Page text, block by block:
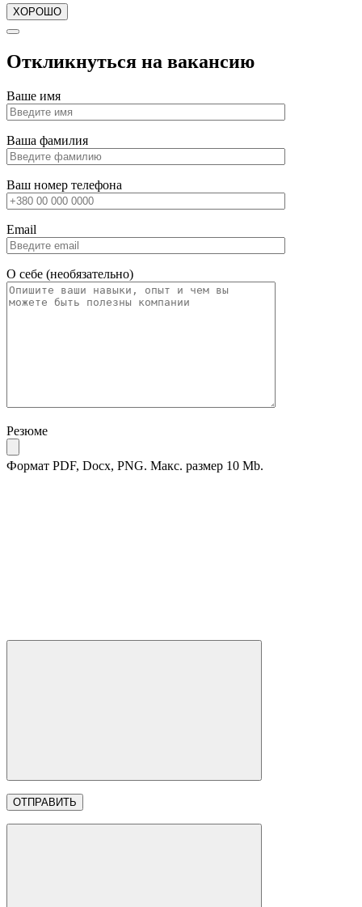
ХОРОШО
Откликнуться на вакансию
Ваше имя
Ваша фамилия
Ваш номер телефона
Email
О себе (необязательно)
Резюме
Формат PDF, Docx, PNG. Макс. размер 10 Mb.